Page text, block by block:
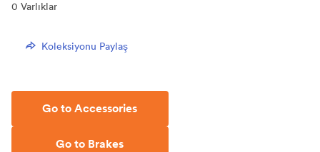
0 Varlıklar
Koleksiyonu Paylaş
Go to Accessories
Go to Brakes